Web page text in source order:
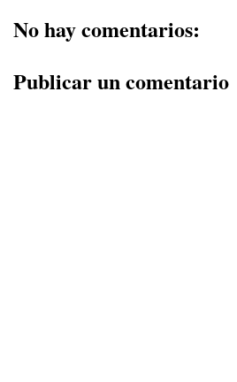
No hay comentarios:
Publicar un comentario